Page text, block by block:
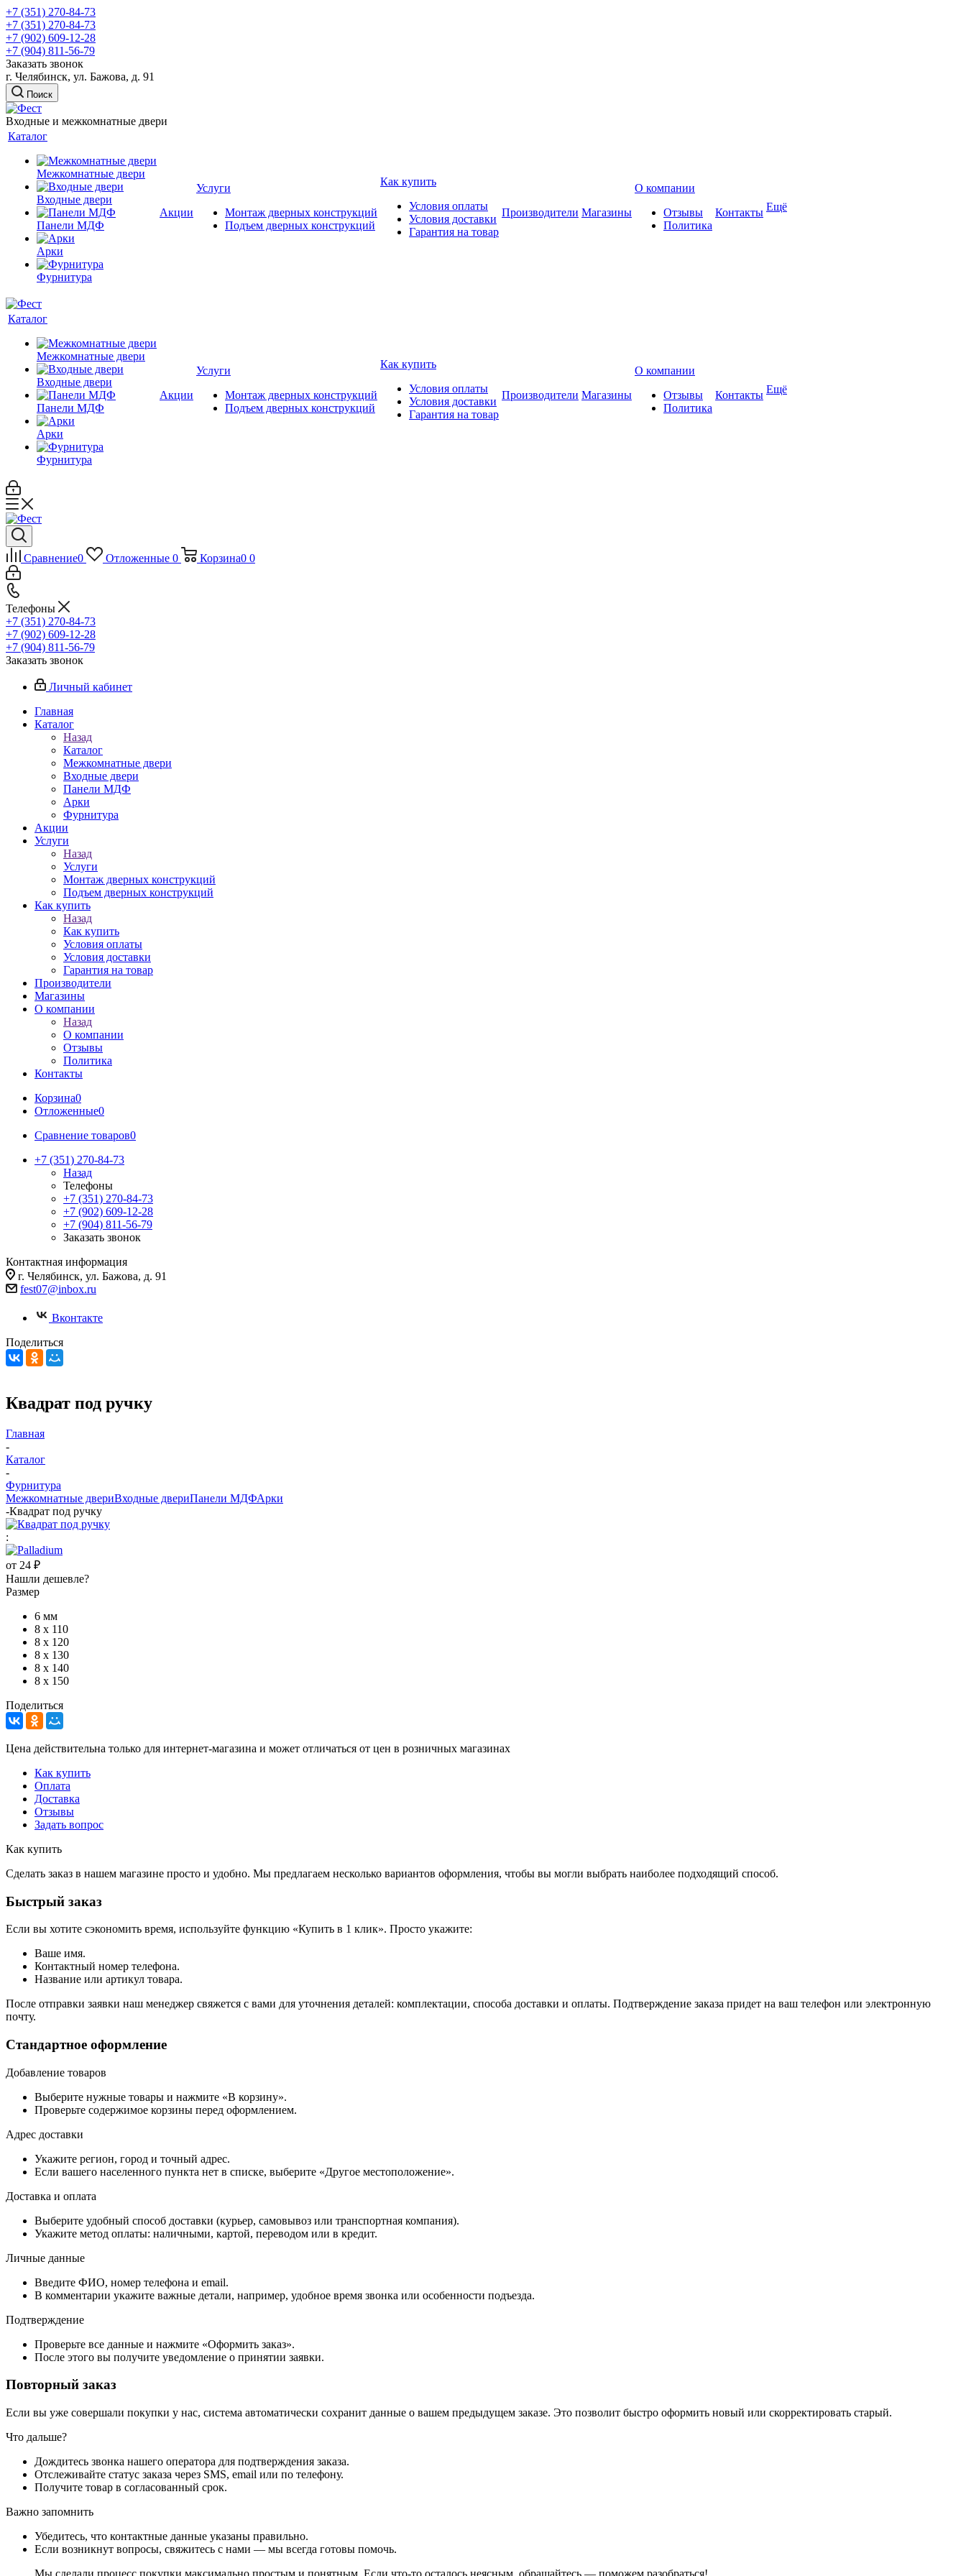
+7 (351) 270-84-73
+7 (351) 270-84-73
+7 (902) 609-12-28
+7 (904) 811-56-79
Заказать звонок
г. Челябинск, ул. Бажова, д. 91
Поиск
Входные и межкомнатные двери
Каталог
Межкомнатные двери
Входные двери
Панели МДФ
Арки
Фурнитура
Акции
Услуги
Монтаж дверных конструкций
Подъем дверных конструкций
Как купить
Условия оплаты
Условия доставки
Гарантия на товар
Производители Магазины
О компании
Отзывы
Политика
Контакты Ещё
Каталог
Межкомнатные двери
Входные двери
Панели МДФ
Арки
Фурнитура
Акции
Услуги
Монтаж дверных конструкций
Подъем дверных конструкций
Как купить
Условия оплаты
Условия доставки
Гарантия на товар
Производители Магазины
О компании
Отзывы
Политика
Контакты Ещё
Сравнение0 Отложенные 0 Корзина0 0
Телефоны
+7 (351) 270-84-73
+7 (902) 609-12-28
+7 (904) 811-56-79
Заказать звонок
Личный кабинет
Главная
Каталог
Назад
Каталог
Межкомнатные двери
Входные двери
Панели МДФ
Арки
Фурнитура
Акции
Услуги
Назад
Услуги
Монтаж дверных конструкций
Подъем дверных конструкций
Как купить
Назад
Как купить
Условия оплаты
Условия доставки
Гарантия на товар
Производители
Магазины
О компании
Назад
О компании
Отзывы
Политика
Контакты
Корзина0
Отложенные0
Сравнение товаров0
+7 (351) 270-84-73
Назад
Телефоны
+7 (351) 270-84-73
+7 (902) 609-12-28
+7 (904) 811-56-79
Заказать звонок
Контактная информация
г. Челябинск, ул. Бажова, д. 91
fest07@inbox.ru
Вконтакте
Поделиться
Квадрат под ручку
Главная
-
Каталог
-
Фурнитура
Межкомнатные двериВходные двериПанели МДФАрки
-Квадрат под ручку
:
от 24 ₽
Нашли дешевле?
Размер
6 мм
8 х 110
8 х 120
8 х 130
8 х 140
8 х 150
Поделиться
Цена действительна только для интернет-магазина и может отличаться от цен в розничных магазинах
Как купить
Оплата
Доставка
Отзывы
Задать вопрос
Как купить
Сделать заказ в нашем магазине просто и удобно. Мы предлагаем несколько вариантов оформления, чтобы вы могли выбрать наиболее подходящий способ.
Быстрый заказ
Если вы хотите сэкономить время, используйте функцию «Купить в 1 клик». Просто укажите:
Ваше имя.
Контактный номер телефона.
Название или артикул товара.
После отправки заявки наш менеджер свяжется с вами для уточнения деталей: комплектации, способа доставки и оплаты. Подтверждение заказа придет на ваш телефон или электронную
почту.
Стандартное оформление
Добавление товаров
Выберите нужные товары и нажмите «В корзину».
Проверьте содержимое корзины перед оформлением.
Адрес доставки
Укажите регион, город и точный адрес.
Если вашего населенного пункта нет в списке, выберите «Другое местоположение».
Доставка и оплата
Выберите удобный способ доставки (курьер, самовывоз или транспортная компания).
Укажите метод оплаты: наличными, картой, переводом или в кредит.
Личные данные
Введите ФИО, номер телефона и email.
В комментарии укажите важные детали, например, удобное время звонка или особенности подъезда.
Подтверждение
Проверьте все данные и нажмите «Оформить заказ».
После этого вы получите уведомление о принятии заявки.
Повторный заказ
Если вы уже совершали покупки у нас, система автоматически сохранит данные о вашем предыдущем заказе. Это позволит быстро оформить новый или скорректировать старый.
Что дальше?
Дождитесь звонка нашего оператора для подтверждения заказа.
Отслеживайте статус заказа через SMS, email или по телефону.
Получите товар в согласованный срок.
Важно запомнить
Убедитесь, что контактные данные указаны правильно.
Если возникнут вопросы, свяжитесь с нами — мы всегда готовы помочь.